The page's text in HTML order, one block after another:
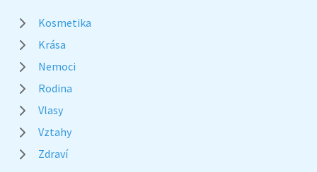
Kosmetika
Krása
Nemoci
Rodina
Vlasy
Vztahy
Zdraví